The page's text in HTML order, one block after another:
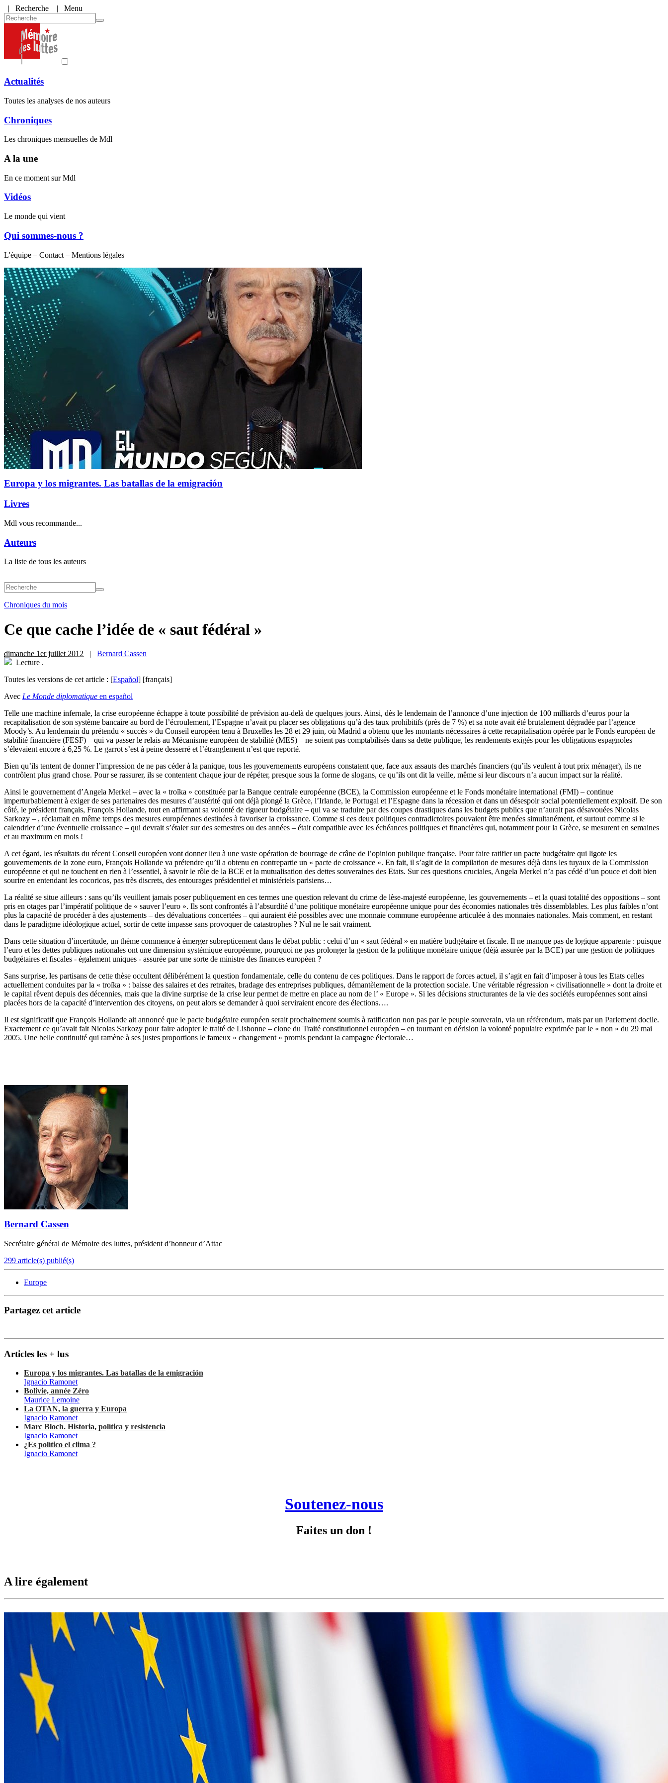
| Recherche | Menu
Actualités
Toutes les analyses de nos auteurs
Chroniques
Les chroniques mensuelles de Mdl
A la une
En ce moment sur Mdl
Vidéos
Le monde qui vient
Qui sommes-nous ?
L'équipe – Contact – Mentions légales
Europa y los migrantes. Las batallas de la emigración
Livres
Mdl vous recommande...
Auteurs
La liste de tous les auteurs
Chroniques du mois
Ce que cache l’idée de « saut fédéral »
dimanche 1er juillet 2012 | Bernard Cassen
Lecture .
Toutes les versions de cet article : [Español] [français]
Avec Le Monde diplomatique en español
Telle une machine infernale, la crise européenne échappe à toute possibilité de prévision au-delà de quelques jours. Ainsi, dès le lendemain de l’annonce d’une injection de 100 milliards d’euros pour la
recapitalisation de son système bancaire au bord de l’écroulement, l’Espagne n’avait pu placer ses obligations qu’à des taux prohibitifs (près de 7 %) et sa note avait été brutalement dégradée par l’agence
Moody’s. Au lendemain du prétendu « succès » du Conseil européen tenu à Bruxelles les 28 et 29 juin, où Madrid a obtenu que les montants nécessaires à cette recapitalisation opérée par le Fonds européen de
stabilité financière (FESF) – qui va passer le relais au Mécanisme européen de stabilité (MES) – ne soient pas comptabilisés dans sa dette publique, les rendements exigés pour les obligations espagnoles
s’élevaient encore à 6,25 %. Le garrot s’est à peine desserré et l’étranglement n’est que reporté.
Bien qu’ils tentent de donner l’impression de ne pas céder à la panique, tous les gouvernements européens constatent que, face aux assauts des marchés financiers (qu’ils veulent à tout prix ménager), ils ne
contrôlent plus grand chose. Pour se rassurer, ils se contentent chaque jour de répéter, presque sous la forme de slogans, ce qu’ils ont dit la veille, même si leur discours n’a aucun impact sur la réalité.
Ainsi le gouvernement d’Angela Merkel – avec la « troïka » constituée par la Banque centrale européenne (BCE), la Commission européenne et le Fonds monétaire international (FMI) – continue
imperturbablement à exiger de ses partenaires des mesures d’austérité qui ont déjà plongé la Grèce, l’Irlande, le Portugal et l’Espagne dans la récession et dans un désespoir social potentiellement explosif. De son
côté, le président français, François Hollande, tout en affirmant sa volonté de rigueur budgétaire – qui va se traduire par des coupes drastiques dans les budgets publics que n’aurait pas désavouées Nicolas
Sarkozy – , réclamait en même temps des mesures européennes destinées à favoriser la croissance. Comme si ces deux politiques contradictoires pouvaient être menées simultanément, et surtout comme si le
calendrier d’une éventuelle croissance – qui devrait s’étaler sur des semestres ou des années – était compatible avec les échéances politiques et financières qui, notamment pour la Grèce, se mesurent en semaines
et au maximum en mois !
A cet égard, les résultats du récent Conseil européen vont donner lieu à une vaste opération de bourrage de crâne de l’opinion publique française. Pour faire ratifier un pacte budgétaire qui ligote les
gouvernements de la zone euro, François Hollande va prétendre qu’il a obtenu en contrepartie un « pacte de croissance ». En fait, il s’agit de la compilation de mesures déjà dans les tuyaux de la Commission
européenne et qui ne touchent en rien à l’essentiel, à savoir le rôle de la BCE et la mutualisation des dettes souveraines des Etats. Sur ces questions cruciales, Angela Merkel n’a pas cédé d’un pouce et doit bien
sourire en entendant les cocoricos, pas très discrets, des entourages présidentiel et ministériels parisiens…
La réalité se situe ailleurs : sans qu’ils veuillent jamais poser publiquement en ces termes une question relevant du crime de lèse-majesté européenne, les gouvernements – et la quasi totalité des oppositions – sont
pris en otages par l’impératif politique de « sauver l’euro ». Ils sont confrontés à l’absurdité d’une politique monétaire européenne unique pour des économies nationales très dissemblables. Les plus faibles n’ont
plus la capacité de procéder à des ajustements – des dévaluations concertées – qui auraient été possibles avec une monnaie commune européenne articulée à des monnaies nationales. Mais comment, en restant
dans le paradigme idéologique actuel, sortir de cette impasse sans provoquer de catastrophes ? Nul ne le sait vraiment.
Dans cette situation d’incertitude, un thème commence à émerger subrepticement dans le débat public : celui d’un « saut fédéral » en matière budgétaire et fiscale. Il ne manque pas de logique apparente : puisque
l’euro et les dettes publiques nationales ont une dimension systémique européenne, pourquoi ne pas prolonger la gestion de la politique monétaire unique (déjà assurée par la BCE) par une gestion de politiques
budgétaires et fiscales - également uniques - assurée par une sorte de ministre des finances européen ?
Sans surprise, les partisans de cette thèse occultent délibérément la question fondamentale, celle du contenu de ces politiques. Dans le rapport de forces actuel, il s’agit en fait d’imposer à tous les Etats celles
actuellement conduites par la « troïka » : baisse des salaires et des retraites, bradage des entreprises publiques, démantèlement de la protection sociale. Une véritable régression « civilisationnelle » dont la droite et
le capital rêvent depuis des décennies, mais que la divine surprise de la crise leur permet de mettre en place au nom de l’ « Europe ». Si les décisions structurantes de la vie des sociétés européennes sont ainsi
placées hors de la capacité d’intervention des citoyens, on peut alors se demander à quoi serviraient encore des élections….
Il est significatif que François Hollande ait annoncé que le pacte budgétaire européen serait prochainement soumis à ratification non pas par le peuple souverain, via un référendum, mais par un Parlement docile.
Exactement ce qu’avait fait Nicolas Sarkozy pour faire adopter le traité de Lisbonne – clone du Traité constitutionnel européen – en tournant en dérision la volonté populaire exprimée par le « non » du 29 mai
2005. Une belle continuité qui ramène à ses justes proportions le fameux « changement » promis pendant la campagne électorale…
Bernard Cassen
Secrétaire général de Mémoire des luttes, président d’honneur d’Attac
299 article(s) publié(s)
Europe
Partagez cet article
Articles les + lus
Europa y los migrantes. Las batallas de la emigración
Ignacio Ramonet
Bolivie, année Zéro
Maurice Lemoine
La OTAN, la guerra y Europa
Ignacio Ramonet
Marc Bloch. Historia, política y resistencia
Ignacio Ramonet
¿Es político el clima ?
Ignacio Ramonet
Soutenez-nous
Faites un don !
A lire également